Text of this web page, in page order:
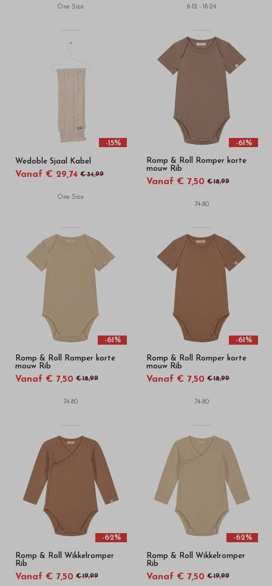
One Size 6-12 - 18-24
-15%
Wedoble Sjaal Kabel
Vanaf € 29,74 € 34,99
One Size
-61%
Romp & Roll Romper korte
mouw Rib
Vanaf € 7,50 € 18,99
74-80
-61%
Romp & Roll Romper korte
mouw Rib
Vanaf € 7,50 € 18,99
74-80
-61%
Romp & Roll Romper korte
mouw Rib
Vanaf € 7,50 € 18,99
74-80
-62%
Romp & Roll Wikkelromper
Rib
Vanaf € 7,50 € 19,99
-62%
Romp & Roll Wikkelromper
Rib
Vanaf € 7,50 € 19,99